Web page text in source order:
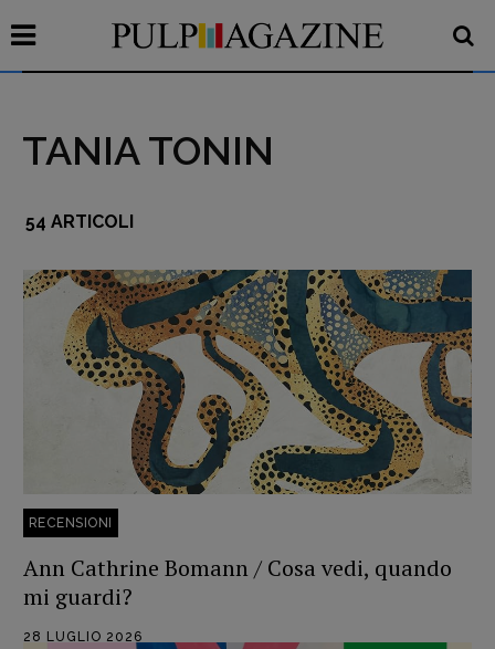
Recensioni
Primo Piano
Interviste
RUBRICHE
TANIA TONIN
54 ARTICOLI
RECENSIONI
Ann Cathrine Bomann / Cosa vedi, quando
mi guardi?
28 LUGLIO 2026